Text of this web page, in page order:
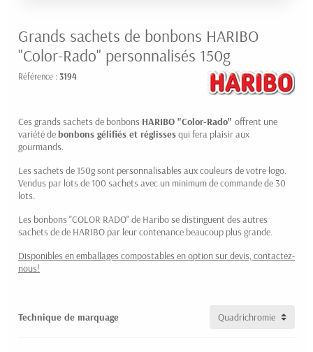
Grands sachets de bonbons HARIBO
"Color-Rado" personnalisés 150g
Référence : 3194
Ces grands sachets de bonbons HARIBO "Color-Rado" offrent une
variété debonbons gélifiés et réglissesqui fera plaisir aux
gourmands.
Les sachets de 150g sont personnalisables aux couleurs de votre logo.
Vendus par lots de 100 sachets avec un minimum de commande de 30
lots.
Les bonbons "COLOR RADO" de Haribo se distinguent des autres
sachets de de HARIBO par leur contenance beaucoup plus grande.
Disponibles en emballages compostables en option sur devis, contactez-
nous!
Technique de marquage